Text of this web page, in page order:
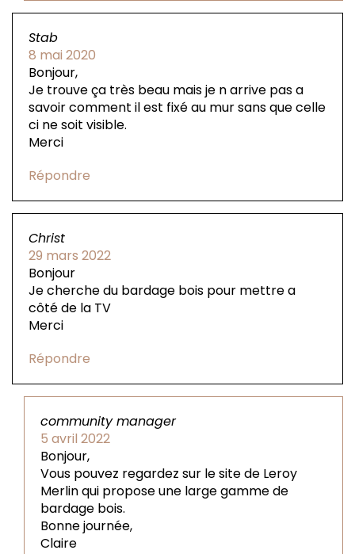
Stab
8 mai 2020
Bonjour,
Je trouve ça très beau mais je n arrive pas a
savoir comment il est fixé au mur sans que celle
ci ne soit visible.
Merci
Répondre
Christ
29 mars 2022
Bonjour
Je cherche du bardage bois pour mettre a
côté de la TV
Merci
Répondre
community manager
5 avril 2022
Bonjour,
Vous pouvez regardez sur le site de Leroy
Merlin qui propose une large gamme de
bardage bois.
Bonne journée,
Claire